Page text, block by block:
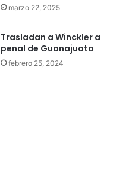
marzo 22, 2025
Trasladan a Winckler a
penal de Guanajuato
febrero 25, 2024